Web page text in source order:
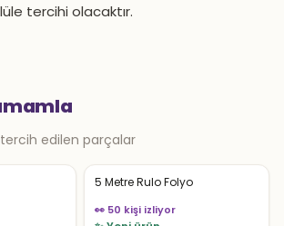
tercihi olacaktır.
edilen parçalar
5 Metre Rulo Folyo
👀 50 kişi izliyor